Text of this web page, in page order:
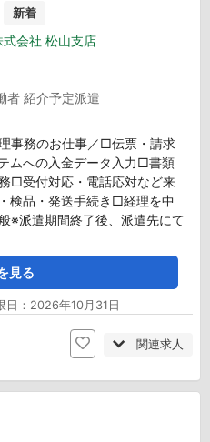
新着
会社 松山支店
者 紹介予定派遣
事務のお仕事／□伝票・請求
ムへの入金データ入力□書類
□受付対応・電話応対など来
検品・発送手続き□経理を中
※派遣期間終了後、派遣先にて
見る
：2026年10月31日
関連求人